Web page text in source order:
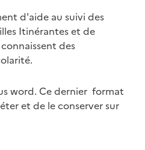
d'aide au suivi des
Itinérantes et de
des
word. Ce dernier format
et de le conserver sur